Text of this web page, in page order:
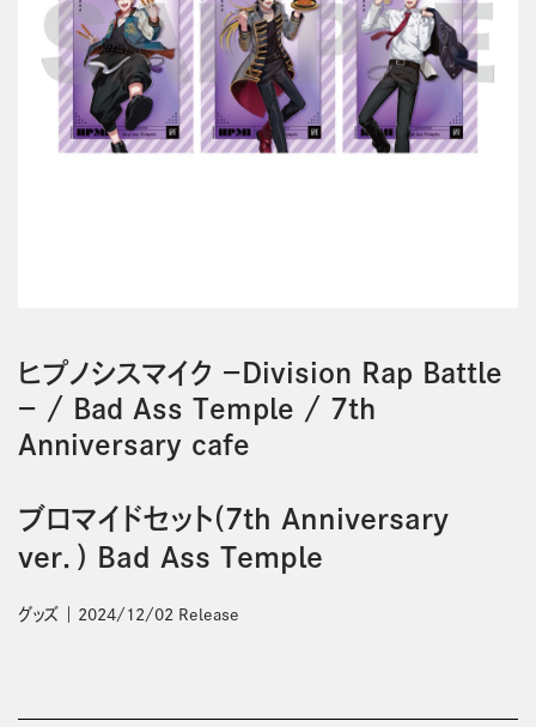
ヒプノシスマイク －Division Rap Battle
－ / Bad Ass Temple / 7th
Anniversary cafe
ブロマイドセット(7th Anniversary
ver．) Bad Ass Temple
グッズ 2024/12/02 Release